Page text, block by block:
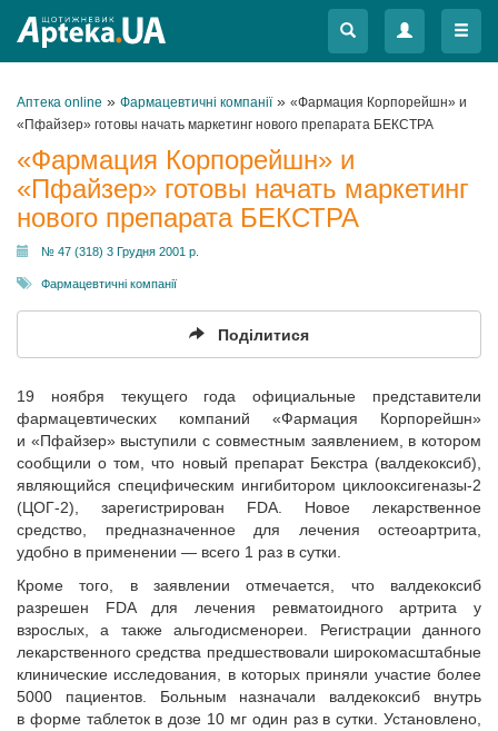
Меню
Меню
Аптека online » Фармацевтичні компанії» «Фармация Корпорейшн» и
«Пфайзер» готовы начать маркетинг нового препарата БЕКСТРА
«Фармация Корпорейшн» и
«Пфайзер» готовы начать маркетинг
нового препарата БЕКСТРА
№ 47 (318) 3 Грудня 2001 р.
Фармацевтичні компанії
Поділитися
19 ноября текущего года официальные представители
фармацевтических компаний «Фармация Корпорейшн»
и «Пфайзер» выступили с совместным заявлением, в котором
сообщили о том, что новый препарат Бекстра (валдекоксиб),
являющийся специфическим ингибитором циклооксигеназы-2
(ЦОГ-2), зарегистрирован FDA. Новое лекарственное
средство, предназначенное для лечения остеоартрита,
удобно в применении — всего 1 раз в сутки.
Кроме того, в заявлении отмечается, что валдекоксиб
разрешен FDA для лечения ревматоидного артрита у
взрослых, а также альгодисменореи. Регистрации данного
лекарственного средства предшествовали широкомасштабные
клинические исследования, в которых приняли участие более
5000 пациентов. Больным назначали валдекоксиб внутрь
в форме таблеток в дозе 10 мг один раз в сутки. Установлено,